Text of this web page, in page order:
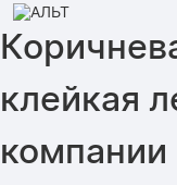
клейкая
компании